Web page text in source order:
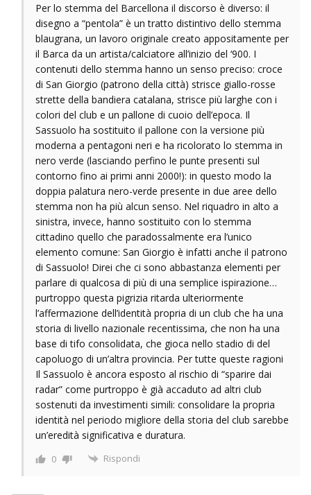
Per lo stemma del Barcellona il discorso è diverso: il
disegno a “pentola” è un tratto distintivo dello stemma
blaugrana, un lavoro originale creato appositamente per
il Barca da un artista/calciatore all’inizio del ‘900. I
contenuti dello stemma hanno un senso preciso: croce
di San Giorgio (patrono della città) strisce giallo-rosse
strette della bandiera catalana, strisce più larghe con i
colori del club e un pallone di cuoio dell’epoca. Il
Sassuolo ha sostituito il pallone con la versione più
moderna a pentagoni neri e ha ricolorato lo stemma in
nero verde (lasciando perfino le punte presenti sul
contorno fino ai primi anni 2000!): in questo modo la
doppia palatura nero-verde presente in due aree dello
stemma non ha più alcun senso. Nel riquadro in alto a
sinistra, invece, hanno sostituito con lo stemma
cittadino quello che paradossalmente era l’unico
elemento comune: San Giorgio è infatti anche il patrono
di Sassuolo! Direi che ci sono abbastanza elementi per
parlare di qualcosa di più di una semplice ispirazione…
purtroppo questa pigrizia ritarda ulteriormente
l’affermazione dell’identità propria di un club che ha una
storia di livello nazionale recentissima, che non ha una
base di tifo consolidata, che gioca nello stadio di del
capoluogo di un’altra provincia. Per tutte queste ragioni
Il Sassuolo è ancora esposto al rischio di “sparire dai
radar” come purtroppo è già accaduto ad altri club
sostenuti da investimenti simili: consolidare la propria
identità nel periodo migliore della storia del club sarebbe
un’eredità significativa e duratura.
0 Rispondi